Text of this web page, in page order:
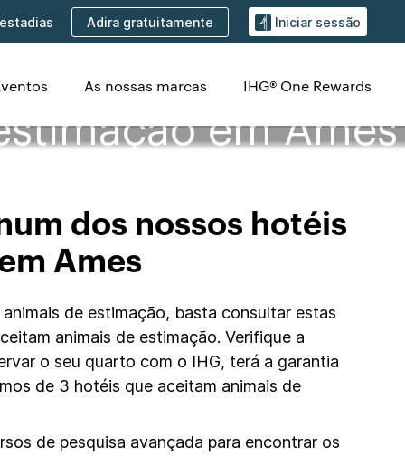
Adira gratuitamente Iniciar sessão
As nossas marcas IHG® One Rewards
em Ames
dos nossos hotéis
Ames
de estimação, basta consultar estas
animais de estimação. Verifique a
o seu quarto com o IHG, terá a garantia
de 3 hotéis que aceitam animais de
de pesquisa avançada para encontrar os